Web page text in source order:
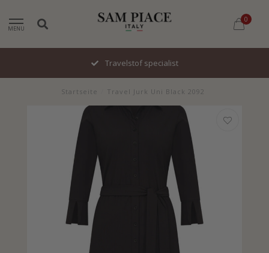
MENU
0
Travelstof specialist
Startseite Travel Jurk Uni Black 2092